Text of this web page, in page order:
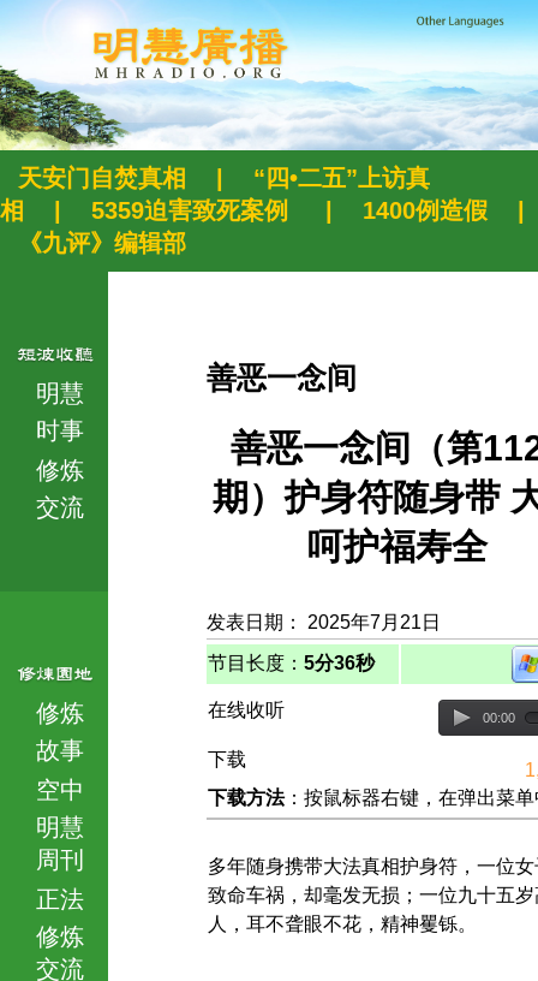
天安门自焚真相
“四•二五”上访真
相
5359迫害致死案例 1400例造假
《九评》编辑部
明慧
时事
修炼
交流
修炼
故事
空中
明慧
周刊
正法
修炼
交流
善恶一念间
善恶一念间（第
期）护身符随身带
呵护福寿全
发表日期： 2025年7月21日
节目长度： 5分36秒
在线收听 00:00
下载
下载方法：按鼠标器右键，在弹出菜
多年随身携带大法真相护身符，一位
致命车祸，却毫发无损；一位九十五
人，耳不聋眼不花，精神矍铄。